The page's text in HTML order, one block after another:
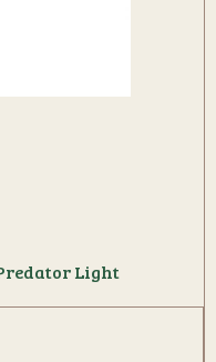
Light